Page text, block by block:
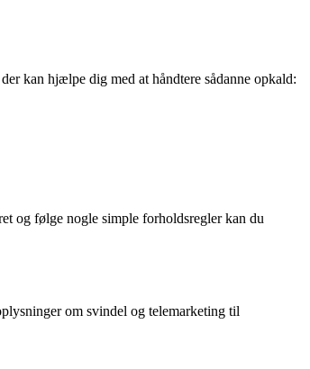
kan hjælpe dig med at håndtere sådanne opkald:
og følge nogle simple forholdsregler kan du
om svindel og telemarketing til